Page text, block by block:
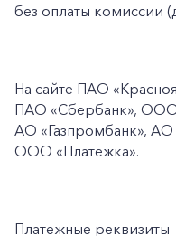
без оплаты комиссии
На сайте ПАО
ПАО «Сбербанк»,
АО «Газпромбанк», АО
ООО «Платежка».
Платежные реквизиты